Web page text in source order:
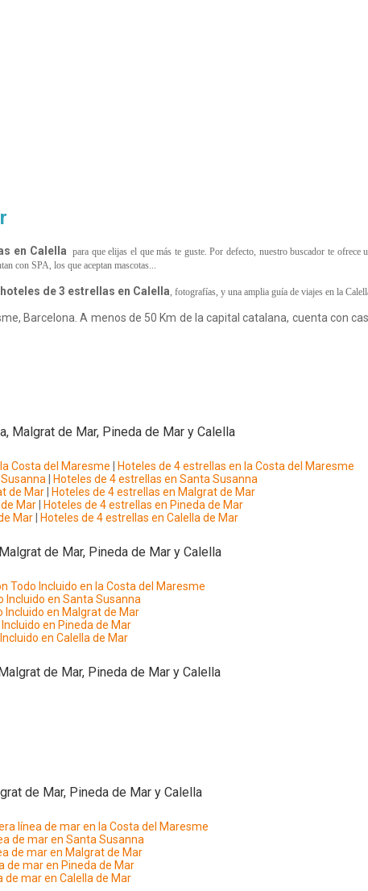
en Calella para que elijas el que más te guste. Por defecto, nuestro buscador te ofrece
con SPA, los que aceptan mascotas...
hoteles de 3 estrellas en Calella, fotografías, y una amplia guía de viajes en la
Barcelona. A menos de 50 Km de la capital catalana, cuenta con
Malgrat de Mar, Pineda de Mar y Calella
Costa del Maresme
Hoteles de 4 estrellas en la Costa del Maresme
Hoteles de 4 estrellas en Santa Susanna
de Mar
Hoteles de 4 estrellas en Malgrat de Mar
Mar
Hoteles de 4 estrellas en Pineda de Mar
Mar Hoteles de 4 estrellas en Calella de Mar
de Mar, Pineda de Mar y Calella
Todo Incluido en la Costa del Maresme
Incluido en Santa Susanna
Incluido en Malgrat de Mar
en Pineda de Mar
en Calella de Mar
de Mar, Pineda de Mar y Calella
de Mar, Pineda de Mar y Calella
línea de mar en la Costa del Maresme
de mar en Santa Susanna
de mar en Malgrat de Mar
de mar en Pineda de Mar
de mar en Calella de Mar